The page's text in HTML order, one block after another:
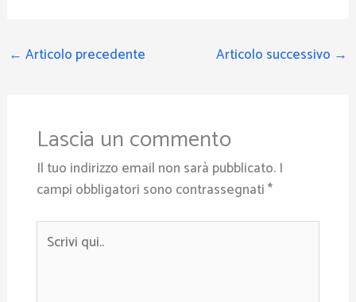
← Articolo precedente Articolo successivo →
Lascia un commento
Il tuo indirizzo email non sarà pubblicato. I
campi obbligatori sono contrassegnati*
qui..